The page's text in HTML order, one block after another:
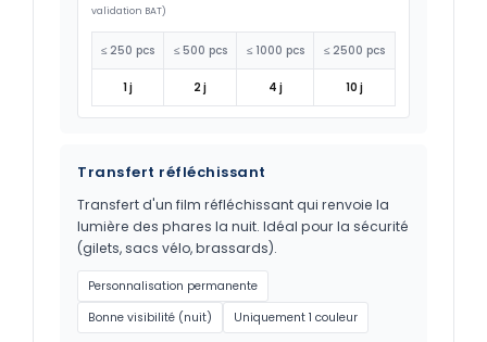
validation BAT)
≤ 250 pcs ≤ 500 pcs ≤ 1000 pcs ≤ 2500 pcs
1 j 2 j 4 j 10 j
Transfert réfléchissant
Transfert d'un film réfléchissant qui renvoie la
lumière des phares la nuit. Idéal pour la sécurité
(gilets, sacs vélo, brassards).
Personnalisation permanente
Bonne visibilité (nuit)
Uniquement 1 couleur